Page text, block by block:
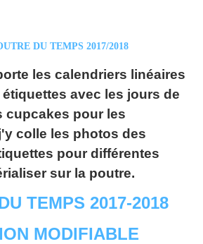
les calendriers linéaires
avec les jours de
cupcakes pour les
colle les photos des
pour différentes
sur la poutre.
TEMPS 2017-2018
MODIFIABLE